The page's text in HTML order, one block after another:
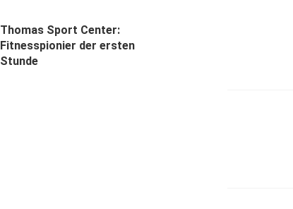
Thomas Sport Center:
Fitnesspionier der ersten
Stunde